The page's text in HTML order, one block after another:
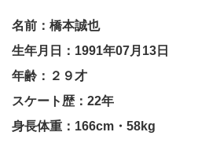
名前：橋本誠也
生年月日：1991年07月13日
年齢：２９才
スケート歴：22年
身長体重：166cm・58kg